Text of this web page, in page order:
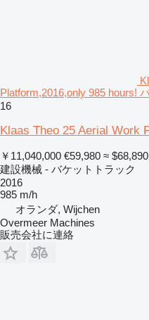
Platform,2016,only 985 hours!
16
Klaas Theo 25 Aerial Work
￥11,040,000 €59,980 ≈ $68,890
建設機械 - バケットトラック
2016
985 m/h
オランダ, Wijchen
Overmeer Machines
販売会社に連絡